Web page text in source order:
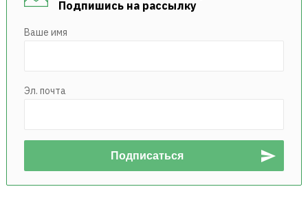
Подпишись на рассылку
Ваше имя
Эл. почта